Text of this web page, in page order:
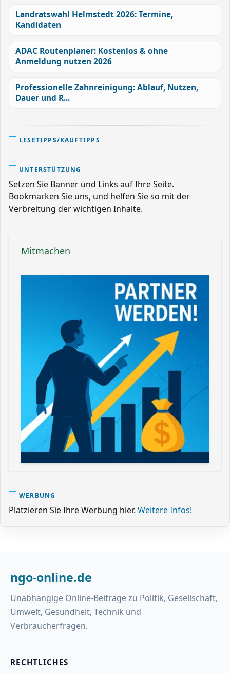
Landratswahl Helmstedt 2026: Termine,
Kandidaten
ADAC Routenplaner: Kostenlos & ohne
Anmeldung nutzen 2026
Professionelle Zahnreinigung: Ablauf, Nutzen,
Dauer und R...
LESETIPPS/KAUFTIPPS
UNTERSTÜTZUNG
Setzen Sie Banner und Links auf Ihre Seite.
Bookmarken Sie uns, und helfen Sie so mit der
Verbreitung der wichtigen Inhalte.
Mitmachen
WERBUNG
Platzieren Sie Ihre Werbung hier. Weitere Infos!
ngo-online.de
Unabhängige Online-Beiträge zu Politik, Gesellschaft,
Umwelt, Gesundheit, Technik und
Verbraucherfragen.
RECHTLICHES